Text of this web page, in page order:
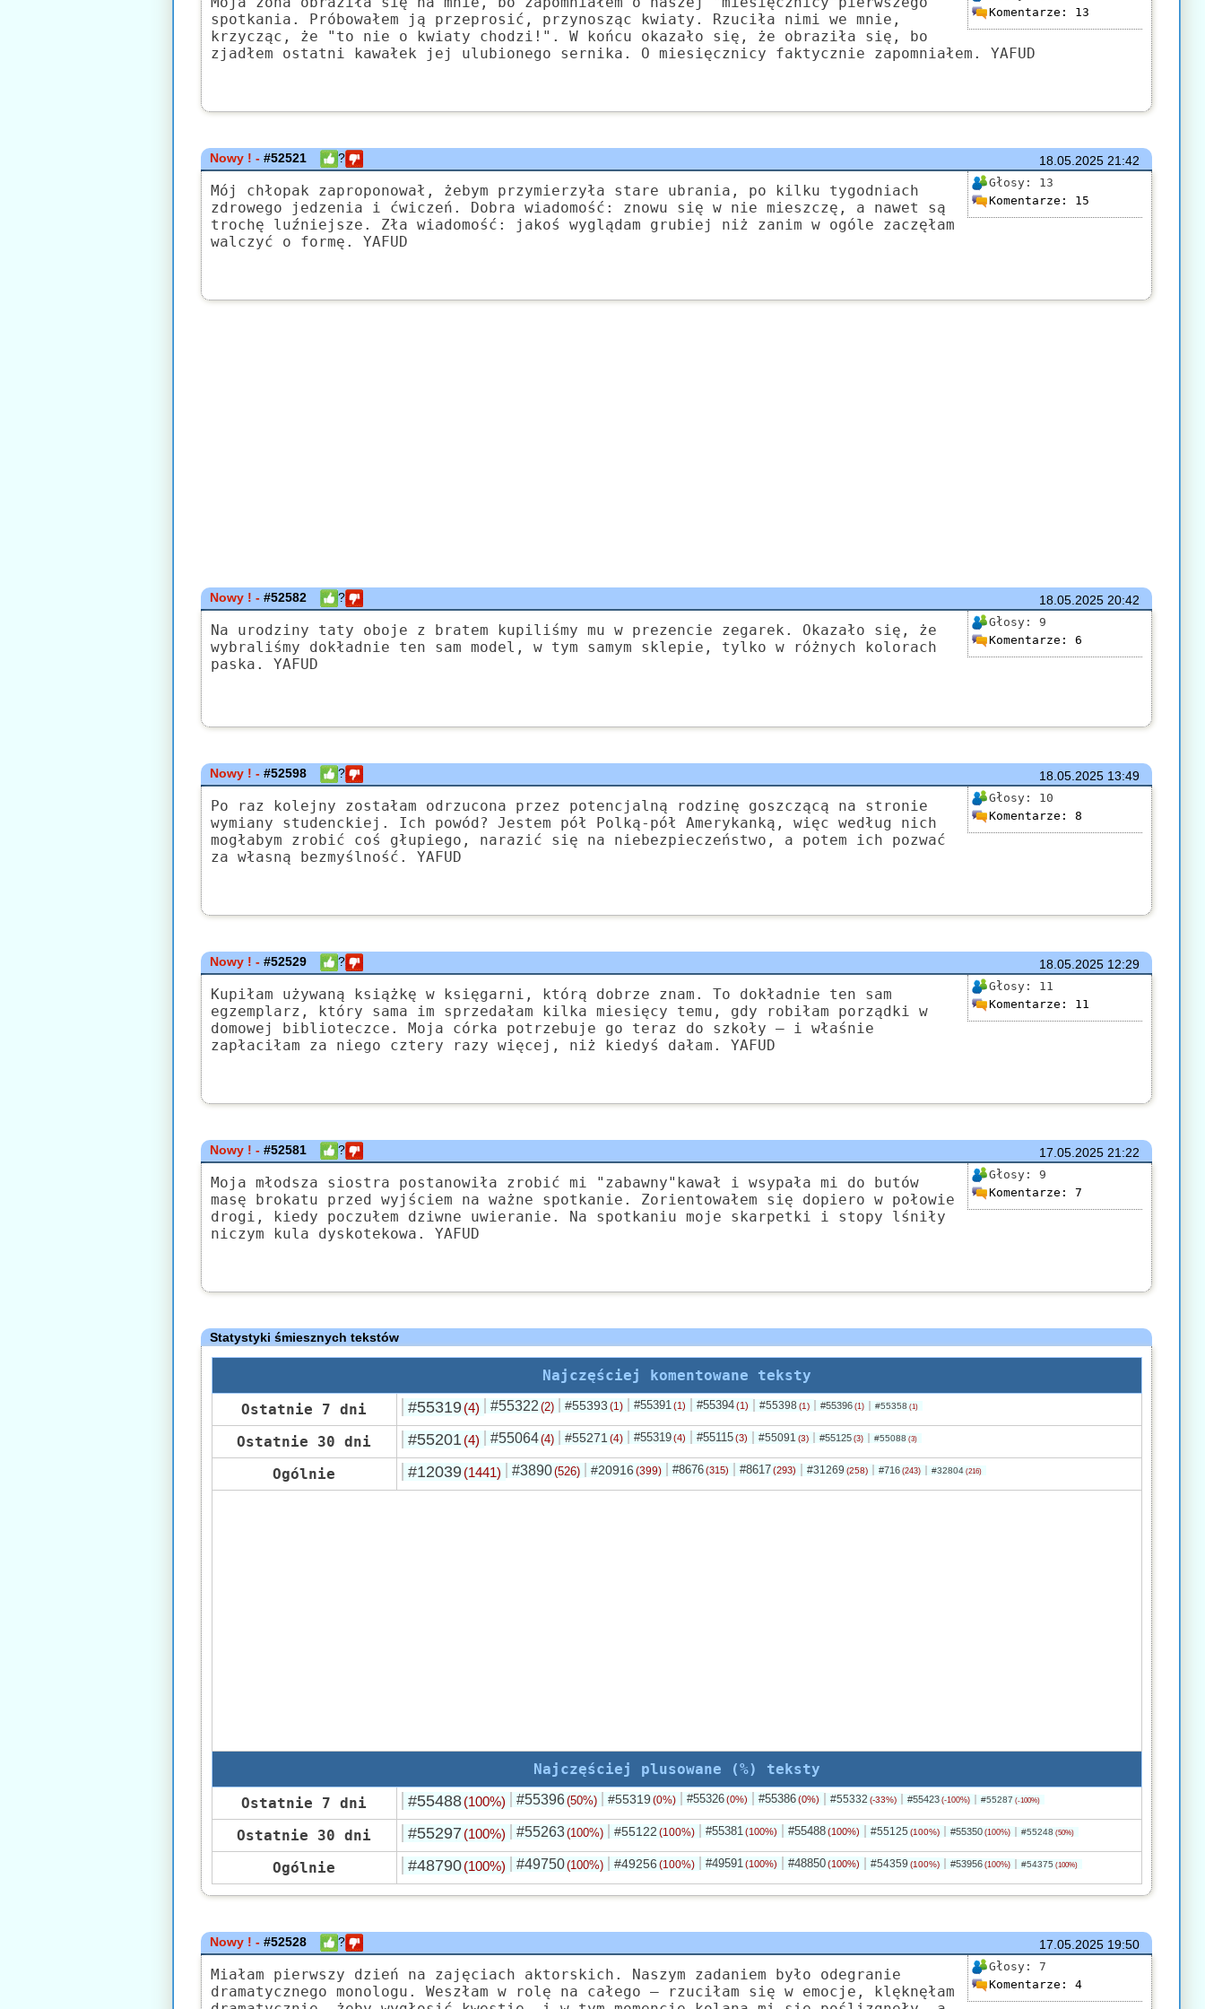
Komentarze: 13
spotkania. Próbowałem ją przeprosić, przynosząc kwiaty. Rzuciła nimi we mnie,
krzycząc, że "to nie o kwiaty chodzi!". W końcu okazało się, że obraziła się, bo
zjadłem ostatni kawałek jej ulubionego sernika. O miesięcznicy faktycznie zapomniałem. YAFUD
18.05.202521:42
Nowy ! -#52521 ?
Głosy: 13
Komentarze: 15
Mój chłopak zaproponował, żebym przymierzyła stare ubrania, po kilku tygodniach
zdrowego jedzenia i ćwiczeń. Dobra wiadomość: znowu się w nie mieszczę, a nawet są
trochę luźniejsze. Zła wiadomość: jakoś wyglądam grubiej niż zanim w ogóle zaczęłam
walczyć o formę. YAFUD
18.05.202520:42
Nowy ! -#52582 ?
Głosy: 9
Komentarze: 6
Na urodziny taty oboje z bratem kupiliśmy mu w prezencie zegarek. Okazało się, że
wybraliśmy dokładnie ten sam model, w tym samym sklepie, tylko w różnych kolorach
paska. YAFUD
18.05.202513:49
Nowy ! -#52598 ?
Głosy: 10
Komentarze: 8
Po raz kolejny zostałam odrzucona przez potencjalną rodzinę goszczącą na stronie
wymiany studenckiej. Ich powód? Jestem pół Polką-pół Amerykanką, więc według nich
mogłabym zrobić coś głupiego, narazić się na niebezpieczeństwo, a potem ich pozwać
za własną bezmyślność. YAFUD
18.05.202512:29
Nowy ! -#52529 ?
Głosy: 11
Komentarze: 11
Kupiłam używaną książkę w księgarni, którą dobrze znam. To dokładnie ten sam
egzemplarz, który sama im sprzedałam kilka miesięcy temu, gdy robiłam porządki w
domowej biblioteczce. Moja córka potrzebuje go teraz do szkoły — i właśnie
zapłaciłam za niego cztery razy więcej, niż kiedyś dałam. YAFUD
17.05.202521:22
Nowy ! -#52581 ?
Głosy: 9
Komentarze: 7
Moja młodsza siostra postanowiła zrobić mi "zabawny"kawał i wsypała mi do butów
masę brokatu przed wyjściem na ważne spotkanie. Zorientowałem się dopiero w połowie
drogi, kiedy poczułem dziwne uwieranie. Na spotkaniu moje skarpetki i stopy lśniły
niczym kula dyskotekowa. YAFUD
Statystyki śmiesznych tekstów
Najczęściej komentowane teksty
Ostatnie 7 dni
#55319 (4) #55322 (2) #55393 (1) #55391 (1) #55394 (1) #55398 (1) #55396 (1) #55358 (1)
Ostatnie 30 dni #55201 (4) #55064(4) #55271 (4) #55319 (4) #55115 (3) #55091 (3) #55125 (3) #55088 (3)
Ogólnie #12039 (1441) #3890(526) #20916 (399) #8676 (315) #8617 (293) #31269 (258) #716 (243) #32804 (216)
Najczęściej plusowane (%) teksty
Ostatnie 7 dni
#55488 (100%) #55396(50%) #55319 (0%) #55326 (0%) #55386 (0%) #55332 (-33%) #55423 (-100%) #55287 (-100%)
Ostatnie 30 dni #55297 (100%) #55263(100%) #55122 (100%) #55381 (100%) #55488 (100%) #55125 (100%) #55350 (100%) #55248 (50%)
Ogólnie #48790 (100%) #49750(100%) #49256 (100%) #49591 (100%) #48850 (100%) #54359 (100%) #53956 (100%) #54375 (100%)
17.05.202519:50
Nowy ! -#52528 ?
Głosy: 7
Komentarze: 4
Miałam pierwszy dzień na zajęciach aktorskich. Naszym zadaniem było odegranie
dramatycznego monologu. Weszłam w rolę na całego — rzuciłam się w emocje, klęknęłam